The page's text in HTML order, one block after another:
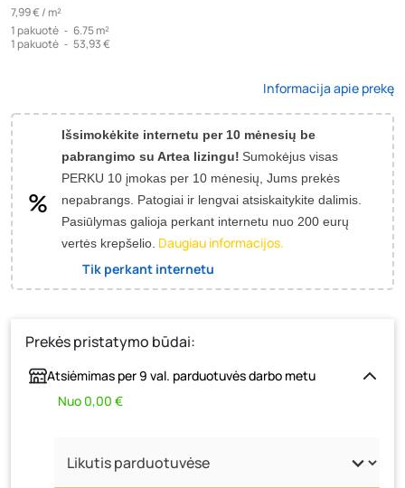
7,99 € / m²
1 pakuotė ‐ 6.75 m²
1 pakuotė ‐ 53,93 €
Informacija apie prekę
Išsimokėkite internetu per 10 mėnesių be
pabrangimo su Artea lizingu! Sumokėjus visas
PERKU 10 įmokas per 10 mėnesių, Jums prekės
nepabrangs. Patogiai ir lengvai atsiskaitykite dalimis.
Pasiūlymas galioja perkant internetu nuo 200 eurų
vertės krepšelio. Daugiau informacijos.
Tik perkant internetu
Prekės pristatymo būdai:
Atsiėmimas per 9 val. parduotuvės darbo metu
Nuo 0,00 €